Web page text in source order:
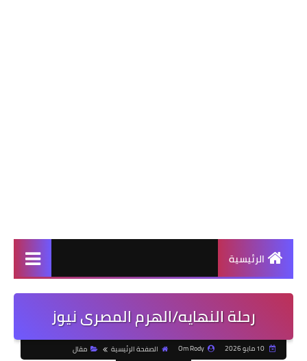
الرئيسية
رحلة النهايه/الهرم المصرى نيوز
10 مايو 2026 Om Rody الصفحة الرئيسية مقال